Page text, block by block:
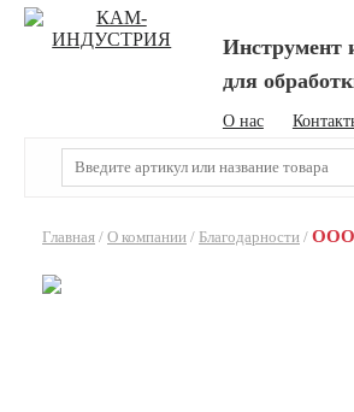
Инструмент
для
О нас
Главная / О компании / Благодарности /